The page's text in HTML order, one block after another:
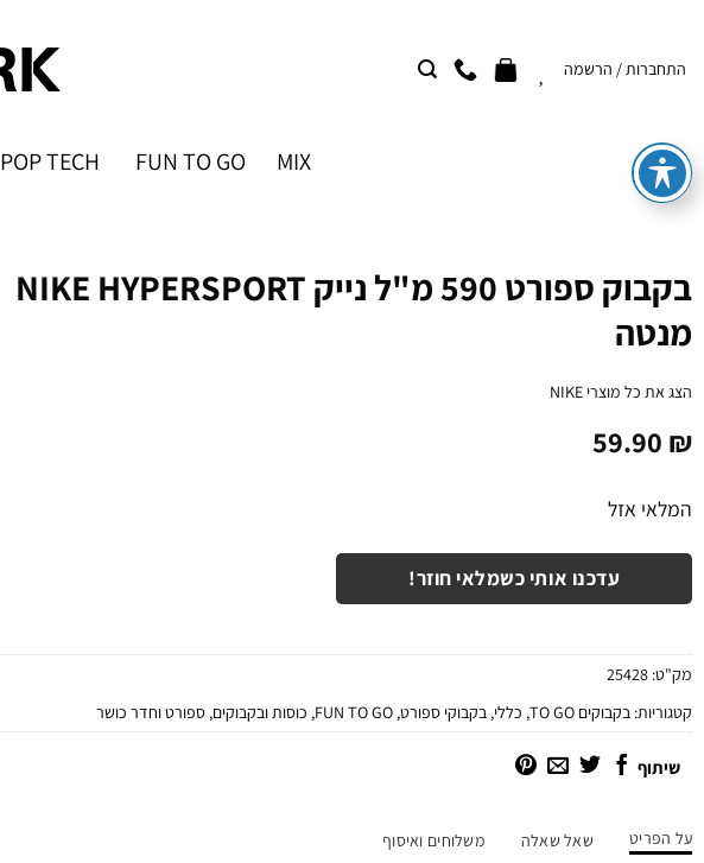
content
התחברות / הרשמה
MIX
FUN TO GO
POP TECH
בקבוק ספורט 590 מ"ל נייק NIKE HYPERSPORT
מנטה
הצג את כל מוצרי NIKE
59.90 ₪
המלאי אזל
עדכנו אותי כשמלאי חוזר!
מק"ט: 25428
קטגוריות: בקבוקים TO GO , כללי, בקבוקי ספורט,
FUN TO GO
, כוסות ובקבוקים, ספורט וחדר כושר
שיתוף
על הפריט שאל שאלה משלוחים ואיסוף